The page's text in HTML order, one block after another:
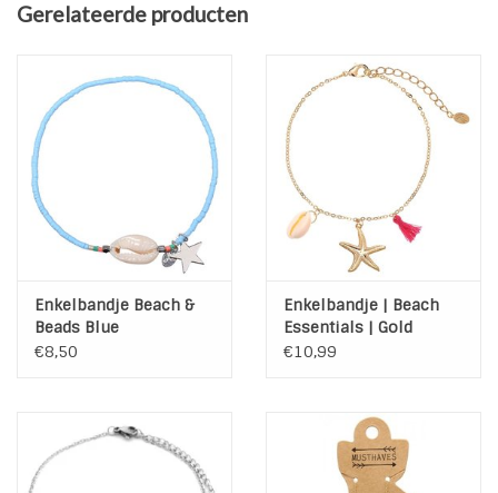
Gerelateerde producten
Enkelbandje Beach &
Beads Blue
€8,50
Enkelbandje | Beach
Essentials | Gold
Plated | Pink
€10,99